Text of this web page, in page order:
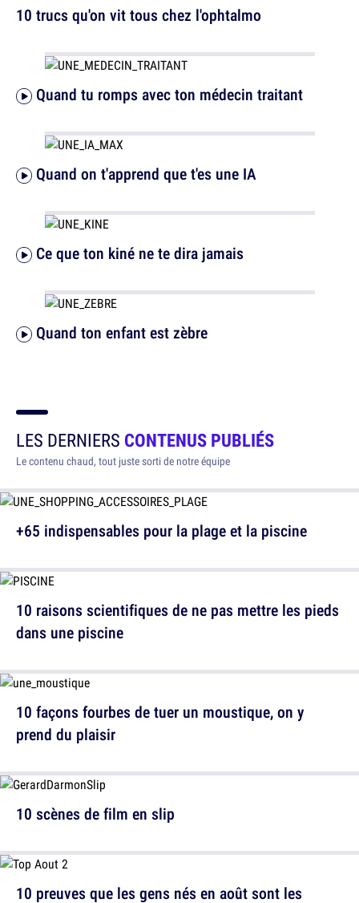
10 trucs qu'on vit tous chez l'ophtalmo
Quand on t'apprend que t'es une IA
Quand ton enfant est zèbre
Quand tu romps avec ton médecin traitant
Ce que ton kiné ne te dira jamais
LES DERNIERS CONTENUS PUBLIÉS
Le contenu chaud, tout juste sorti de notre équipe
+65 indispensables pour la plage et la piscine
10 façons fourbes de tuer un moustique, on y
prend du plaisir
10 preuves que les gens nés en août sont les
10 raisons scientifiques de ne pas mettre les pieds
dans une piscine
10 scènes de film en slip